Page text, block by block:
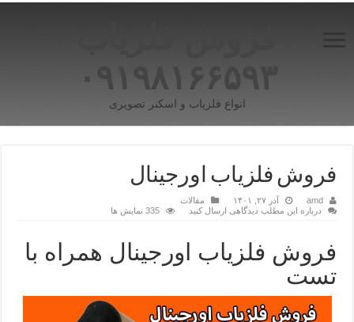
۰۹۱۹۸۱۶۶۵۹۳
انواع فلزیاب و اسکنر تصویری
فروش فلزیاب اورجینال
amd آذر ۲۷, ۱۴۰۱
مقالات
درباره این مطلب دیدگاهی ارسال کنید
335 نمایش ها
فروش فلزیاب اورجینال همراه با
تست